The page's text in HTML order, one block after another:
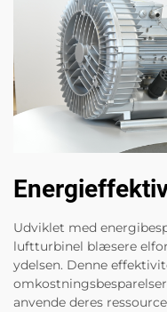
Udviklet med
luftturbinel blæsere
ydelsen. Denne
anvende deres